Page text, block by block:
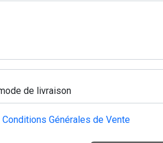
Conditions Générales de Vente